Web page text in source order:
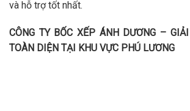
và hỗ trợ tốt nhất.
CÔNG TY BỐC XẾP ÁNH DƯƠNG –
TOÀN DIỆN TẠI KHU VỰC PHÚ LƯƠNG